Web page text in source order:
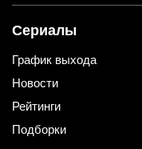
Сериалы
График выхода
Новости
Рейтинги
Подборки